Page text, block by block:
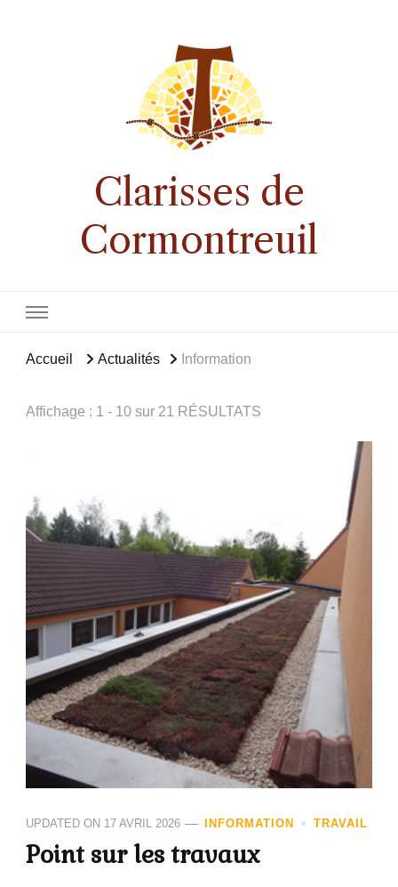
Clarisses de
Cormontreuil
Accueil Actualités Information
Affichage : 1 - 10 sur 21 RÉSULTATS
UPDATED ON 17 AVRIL 2026 INFORMATION TRAVAIL
Point sur les travaux